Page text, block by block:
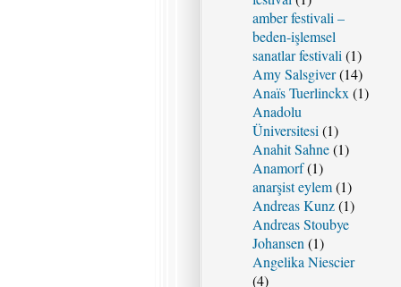
amber festivali –
beden-işlemsel
sanatlar festivali (1)
Amy Salsgiver(14)
Anaïs Tuerlinckx (1)
Anadolu
Üniversitesi (1)
Anahit Sahne(1)
Anamorf(1)
anarşist eylem(1)
Andreas Kunz(1)
Andreas Stoubye
Johansen (1)
Angelika Niescier
(4)